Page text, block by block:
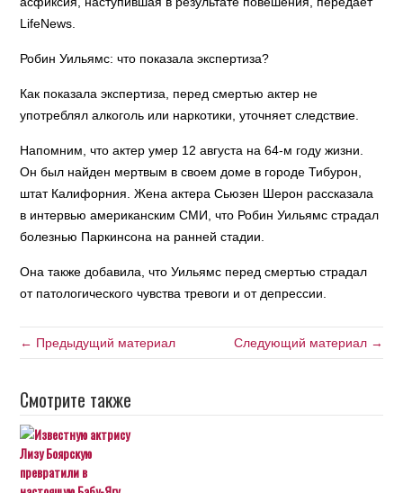
LifeNews.
Робин Уильямс: что показала экспертиза?
Как показала экспертиза, перед смертью актер не
употреблял алкоголь или наркотики, уточняет следствие.
Напомним, что актер умер 12 августа на 64-м году жизни.
Он был найден мертвым в своем доме в городе Тибурон,
штат Калифорния. Жена актера Сьюзен Шерон рассказала
в интервью американским СМИ, что Робин Уильямс страдал
болезнью Паркинсона на ранней стадии.
Она также добавила, что Уильямс перед смертью страдал
от патологического чувства тревоги и от депрессии.
← Предыдущий материал Следующий материал →
Смотрите также